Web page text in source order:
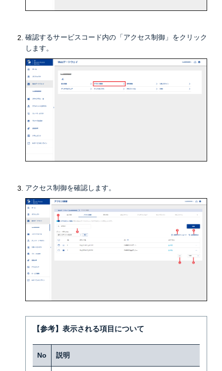
確認するサービスコード内の「アクセス制御」をクリック
します。
アクセス制御を確認します。
【参考】表示される項目について
No 説明